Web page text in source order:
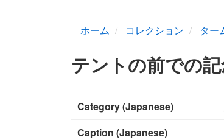
ホーム コレクション ター
テントの前での記
Category (Japanese)
Caption (Japanese)